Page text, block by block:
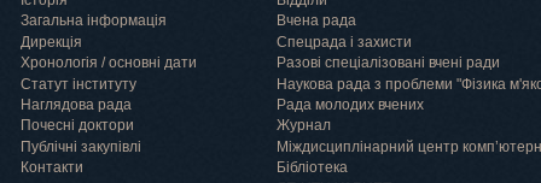
Загальна інформація
Дирекція
Хронологія / основні дати
Статут інституту
Наглядова рада
Почесні доктори
Публічні закупівлі
Контакти
Вчена рада
Спецрада і захисти
Разові спеціалізовані вчені ради
Наукова рада з проблеми "Фізика
Рада молодих вчених
Журнал
Міждисциплінарний центр
Бібліотека